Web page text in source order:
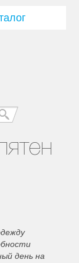
день на